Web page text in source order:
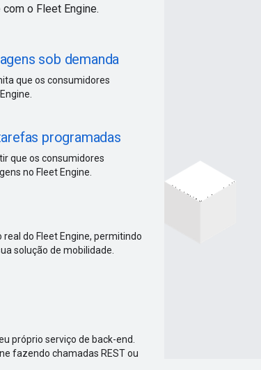
o Fleet Engine.
sob demanda
que os consumidores
programadas
que os consumidores
no Fleet Engine.
real do Fleet Engine, permitindo
solução de mobilidade.
próprio serviço de back-end.
fazendo chamadas REST ou